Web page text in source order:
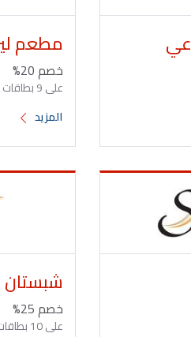
مطعم
خصم 20%
على 9 بطاقات
المزيد
شبستان
خصم 25%
على 10 بطاقات